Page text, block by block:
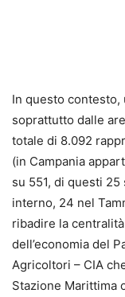
In questo
soprattutto dalle
totale di 8.092
(in Campania
su 551, di questi
interno, 24 nel
ribadire la
dell’economia del
Agricoltori – CIA
Stazione Marittima